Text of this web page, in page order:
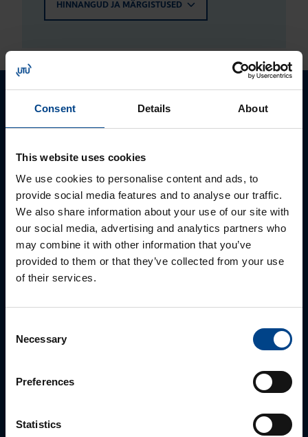
Consent Details About
This website uses cookies
We use cookies to personalise content and ads, to
provide social media features and to analyse our traffic.
We also share information about your use of our site with
our social media, advertising and analytics partners who
may combine it with other information that you’ve
provided to them or that they’ve collected from your use
of their services.
Selection
Necessary
Preferences
Statistics
HINNANGUD JA MÄRGISTUSED
Palun võtke meiega ühendust
MÜÜGIJUHT
mark.milvek@utugroup.com
Eesnimi*